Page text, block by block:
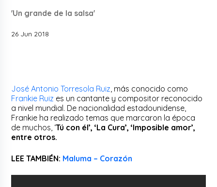
'Un grande de la salsa'
26 Jun 2018
José Antonio Torresola Ruiz , más conocido como
Frankie Ruiz es un cantante y compositor reconocido
a nivel mundial. De nacionalidad estadounidense,
Frankie ha realizado temas que marcaron la época
de muchos, ‘Tú con él’, ‘La Cura’, ‘Imposible amor’,
entre otros.
LEE TAMBIÉN: Maluma – Corazón